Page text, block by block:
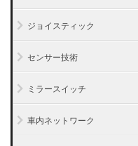
ジョイスティック
センサー技術
ミラースイッチ
車内ネットワーク